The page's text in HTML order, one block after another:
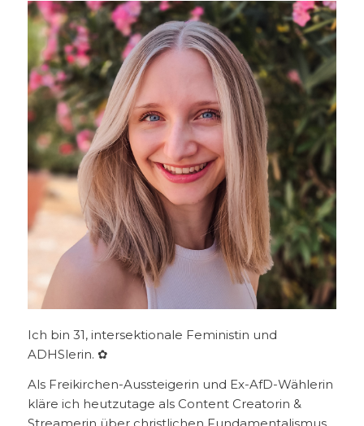
Ich bin 31, intersektionale Feministin und
ADHSlerin. ✿
Als Freikirchen-Aussteigerin und Ex-AfD-Wählerin
kläre ich heutzutage als Content Creatorin &